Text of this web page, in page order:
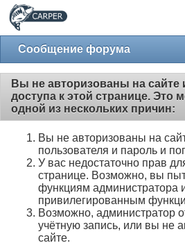
Сообщение форума
Вы не авторизованы на сайте
доступа к этой странице. Это
одной из нескольких причин:
Вы не авторизованы на
пользователя и пароль и
У вас недостаточно прав
странице. Возможно, вы
функциям администратора
привилегированным
Возможно, администратор
учётную запись, или вы не
сайте.